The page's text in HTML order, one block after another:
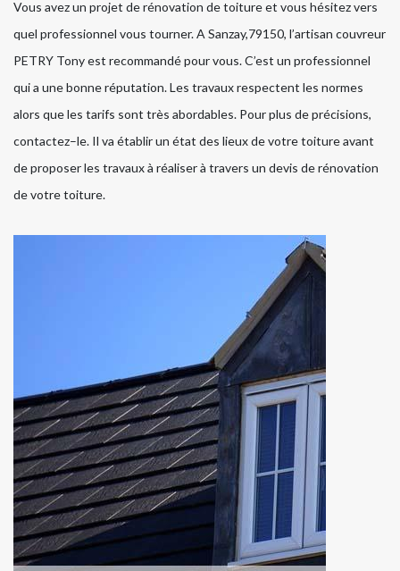
Vous avez un projet de rénovation de toiture et vous hésitez vers
quel professionnel vous tourner. A Sanzay,79150, l’artisan couvreur
PETRY Tony est recommandé pour vous. C’est un professionnel
qui a une bonne réputation. Les travaux respectent les normes
alors que les tarifs sont très abordables. Pour plus de précisions,
contactez–le. Il va établir un état des lieux de votre toiture avant
de proposer les travaux à réaliser à travers un devis de rénovation
de votre toiture.